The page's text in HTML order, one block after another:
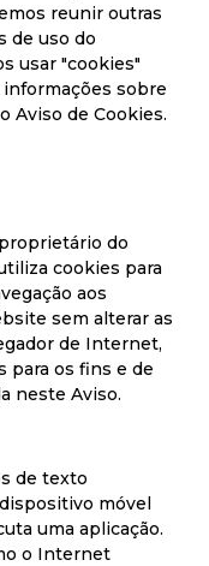
reunir outras
de uso do
usar "cookies"
informações sobre
Aviso de Cookies.
do
cookies para
aos
sem alterar as
de Internet,
para os fins e de
neste Aviso.
de texto
móvel
uma aplicação.
o Internet